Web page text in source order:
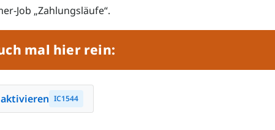
Job „Zahlungsläufe“.
mal hier rein:
IC1544